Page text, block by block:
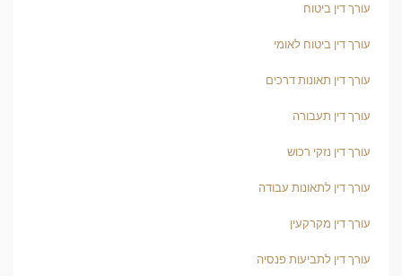
עורך דין ביטוח
עורך דין ביטוח לאומי
עורך דין תאונות דרכים
עורך דין תעבורה
עורך דין נזקי רכוש
עורך דין לתאונות עבודה
עורך דין מקרקעין
עורך דין לתביעות פנסיה